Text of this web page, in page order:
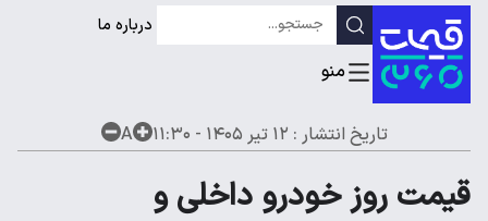
درباره ما
تاریخ انتشار : ۱۲ تیر ۱۴۰۵ - ۱۱:۳۰ A
قیمت روز خودرو داخلی و